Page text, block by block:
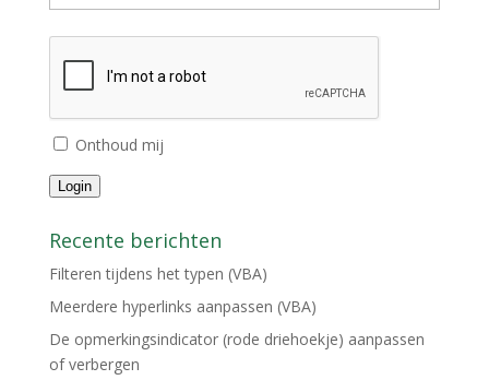
Onthoud mij
Login
Recente berichten
Filteren tijdens het typen (VBA)
Meerdere hyperlinks aanpassen (VBA)
De opmerkingsindicator (rode driehoekje) aanpassen
of verbergen